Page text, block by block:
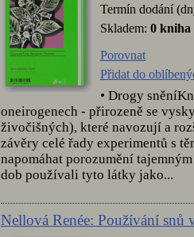
Termín dodání
Skladem: 0 kniha
Porovnat
Přidat do
• Drogy
oneirogenech - přirozeně se
živočišných), které navozují a
závěry celé řady experimentů s
napomáhat porozumění
dob používali tyto látky jako...
Nellová Renée: Používání snů